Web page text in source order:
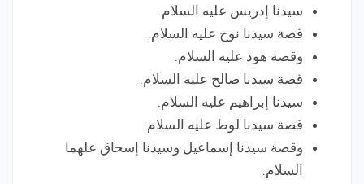
سيدنا إدريس عليه السلام.
قصة سيدنا نوح عليه السلام.
وقصة هود عليه السلام.
قصة سيدنا صالح عليه السلام.
سيدنا إبراهيم عليه السلام.
قصة سيدنا لوط عليه السلام.
وقصة سيدنا إسماعيل وسيدنا إسحاق علهما
السلام.